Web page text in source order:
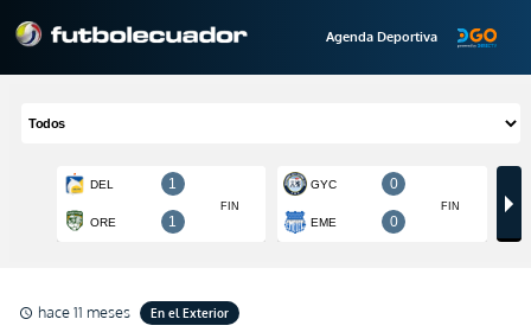
Agenda Deportiva
schedule hace 11 meses En el Exterior